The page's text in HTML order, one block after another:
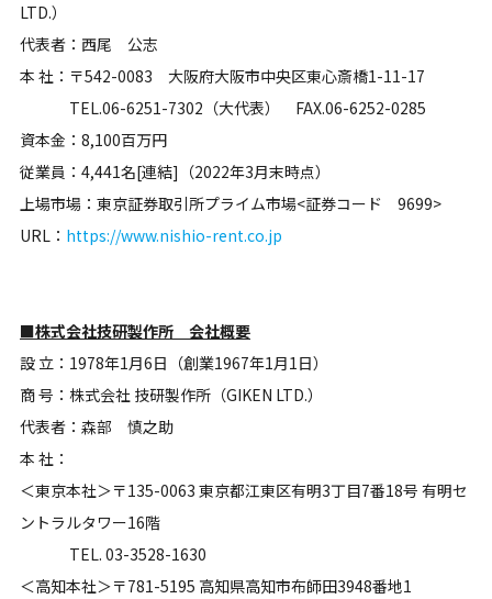
LTD.）
代表者：西尾 公志
本 社：〒542-0083 大阪府大阪市中央区東心斎橋1-11-17
TEL.06-6251-7302（大代表） FAX.06-6252-0285
資本金：8,100百万円
従業員：4,441名[連結]（2022年3月末時点）
上場市場：東京証券取引所プライム市場<証券コード 9699>
URL： https://www.nishio-rent.co.jp
■株式会社技研製作所 会社概要
設 立：1978年1月6日（創業1967年1月1日）
商 号：株式会社 技研製作所（GIKEN LTD.）
代表者：森部 慎之助
本 社：
＜東京本社＞〒135-0063 東京都江東区有明3丁目7番18号 有明セ
ントラルタワー16階
TEL. 03-3528-1630
＜高知本社＞〒781-5195 高知県高知市布師田3948番地1